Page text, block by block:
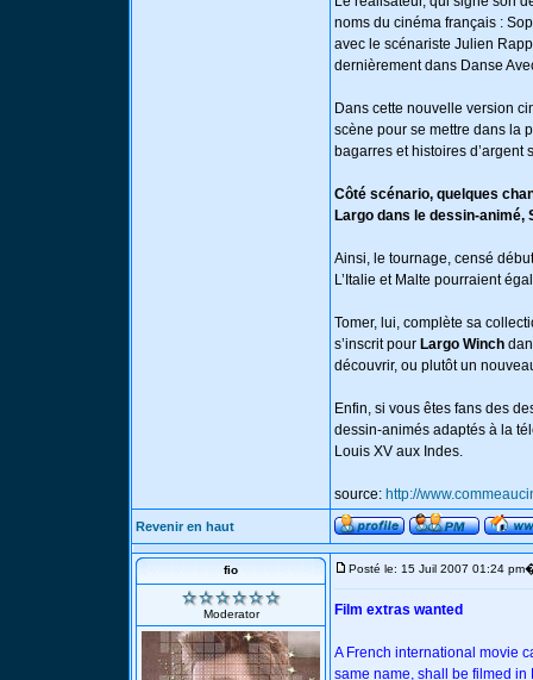
noms du cinéma français :
avec le scénariste Julien
dernièrement dans Danse
Dans cette nouvelle version
scène pour se mettre dans la
bagarres et histoires
Côté scénario, quelques
Largo dans le dessin-animé,
Ainsi, le tournage, censé
L’Italie et Malte pourraient
Tomer, lui, complète sa
s’inscrit pour Largo Winch
découvrir, ou plutôt un
Enfin, si vous êtes fans des
dessin-animés adaptés à la
Louis XV aux Indes.
source: http://
Revenir en haut
fio
Moderator
Posté le: 15 Juil 2007 01:24 pm
Film extras wanted
A French international movie
same name, shall be filmed in